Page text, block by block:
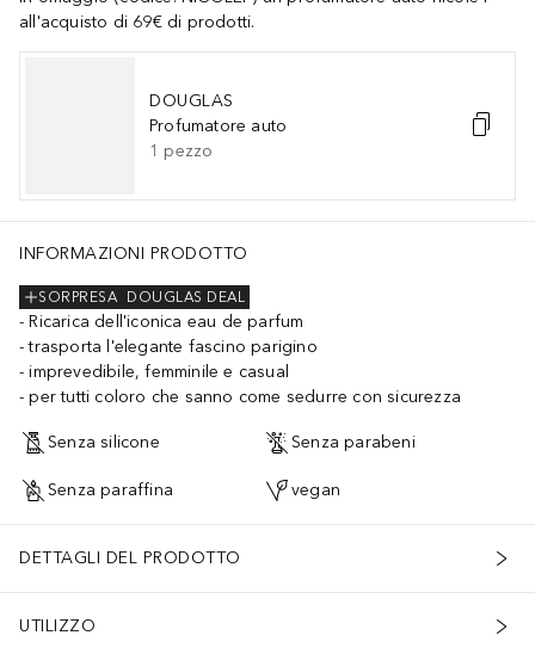
all'acquisto di 69€ di prodotti.
DOUGLAS
Profumatore auto
1 pezzo
INFORMAZIONI PRODOTTO
DOUGLAS DEAL
SORPRESA
Ricarica dell'iconica eau de parfum
trasporta l'elegante fascino parigino
imprevedibile, femminile e casual
per tutti coloro che sanno come sedurre con sicurezza
Senza silicone Senza parabeni
Senza paraffina vegan
DETTAGLI DEL PRODOTTO
UTILIZZO